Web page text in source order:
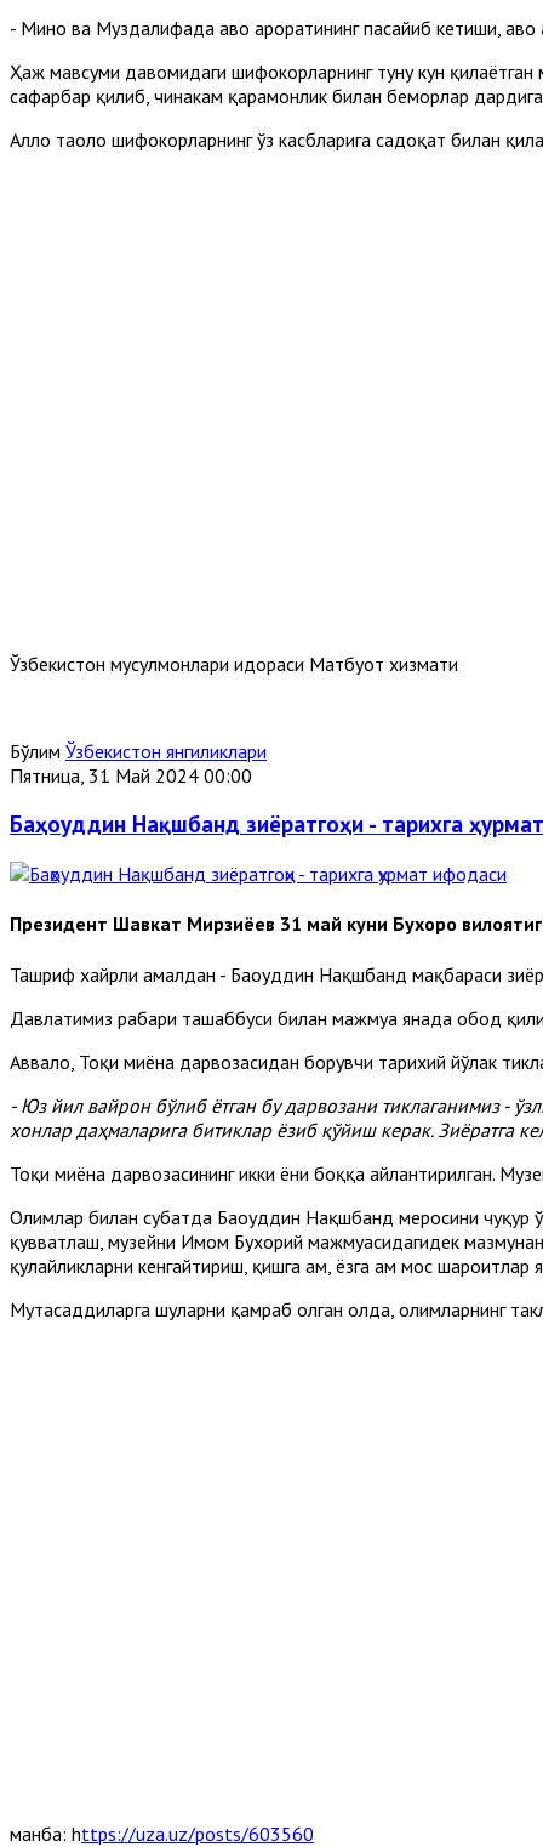
- Мино ва Муздалифада ҳаво ҳароратининг пасайиб кетиши,
Ҳаж мавсуми давомидаги шифокорларнинг туну кун қилаётган
сафарбар қилиб, чинакам қаҳрамонлик билан беморлар
Аллоҳ таоло шифокорларнинг ўз касбларига садоқат билан
Ўзбекистон мусулмонлари идораси Матбуот хизмати
Бўлим Ўзбекистон янгиликлари
Пятница, 31 Май 2024 00:00
Баҳоуддин Нақшбанд зиёратгоҳи - тарихга
Президент Шавкат Мирзиёев 31 май куни Бухоро
Ташриф хайрли амалдан - Баҳоуддин Нақшбанд мақбараси
Давлатимиз раҳбари ташаббуси билан мажмуа янада обод
Аввало, Тоқи миёна дарвозасидан борувчи тарихий йўлак
- Юз йил вайрон бўлиб ётган бу дарвозани тиклаганимиз -
хонлар даҳмаларига битиклар ёзиб қўйиш керак. Зиёратга
Тоқи миёна дарвозасининг икки ёни боққа айлантирилган.
Олимлар билан суҳбатда Баҳоуддин Нақшбанд меросини
қувватлаш, музейни Имом Бухорий мажмуасидагидек
қулайликларни кенгайтириш, қишга ҳам, ёзга ҳам мос
Мутасаддиларга шуларни қамраб олган ҳолда, олимларнинг
манба: https://uza.uz/posts/603560